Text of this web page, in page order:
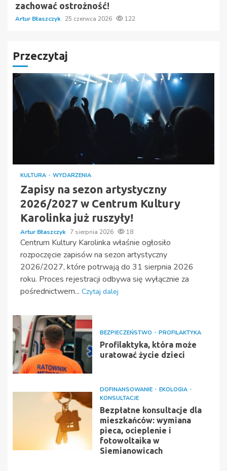
zachować ostrożność!
Artur Błaszczyk 25 czerwca 2026 122
Przeczytaj
KULTURA WYDARZENIA
Zapisy na sezon artystyczny
2026/2027 w Centrum Kultury
Karolinka już ruszyły!
Artur Błaszczyk 7 sierpnia 2026 18
Centrum Kultury Karolinka właśnie ogłosiło
rozpoczęcie zapisów na sezon artystyczny
2026/2027, które potrwają do 31 sierpnia 2026
roku. Proces rejestracji odbywa się wyłącznie za
pośrednictwem... Czytaj dalej
BEZPIECZEŃSTWO PROFILAKTYKA
Profilaktyka, która może
uratować życie dzieci
DOFINANSOWANIE
EKOLOGIA
KONSULTACJE
Bezpłatne konsultacje dla
mieszkańców: wymiana
pieca, ocieplenie i
fotowoltaika w
Siemianowicach